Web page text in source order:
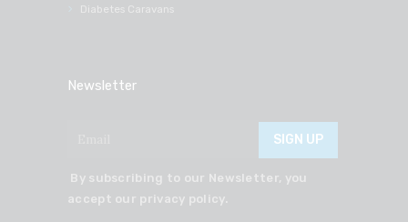
Diabetes Caravans
Newsletter
By subscribing to our Newsletter, you
accept our privacy policy.